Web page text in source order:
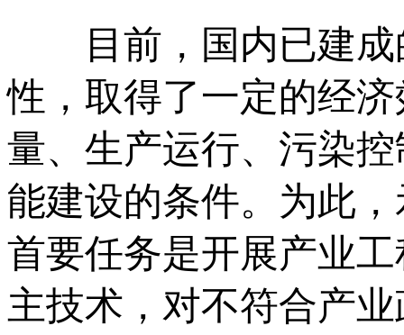
目前，国内已建成
性，取得了一定的经
量、生产运行、污染
能建设的条件。为此
首要任务是开展产业
主技术，对不符合产